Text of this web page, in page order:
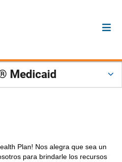
Medicaid
Plan! Nos alegra que sea un
para brindarle los recursos